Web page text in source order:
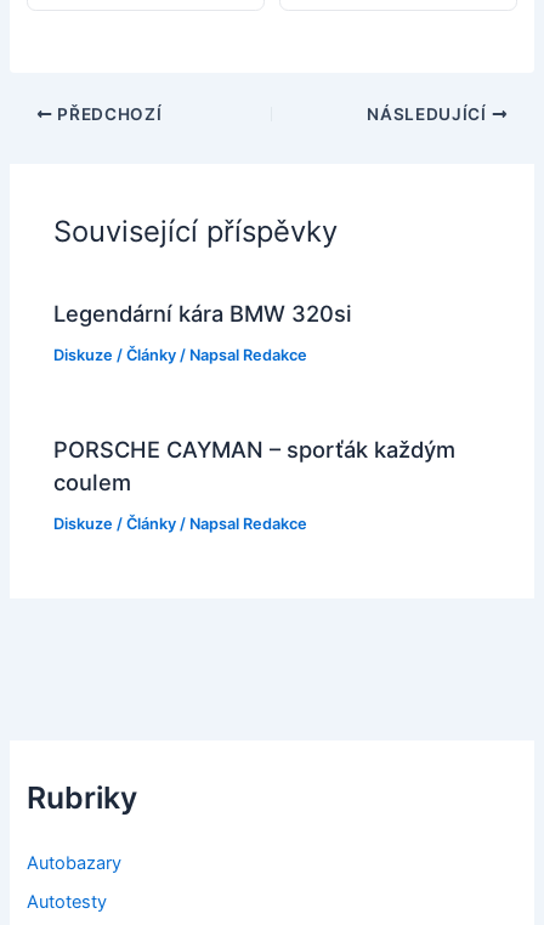
PŘEDCHOZÍ NÁSLEDUJÍCÍ
Související příspěvky
Legendární kára BMW 320si
Diskuze /Články / Napsal Redakce
PORSCHE CAYMAN – sporťák každým
coulem
Diskuze /Články / Napsal Redakce
Rubriky
Autobazary
Autotesty